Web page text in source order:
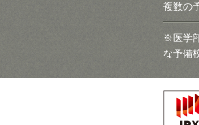
複数の
※医学
な予備